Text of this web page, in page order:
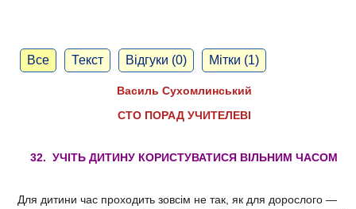
Все Текст Відгуки (0) Мітки (1)
Василь Сухомлинський
СТО ПОРАД УЧИТЕЛЕВІ
32. УЧІТЬ ДИТИНУ КОРИСТУВАТИСЯ ВІЛЬНИМ ЧАСОМ
Для дитини час проходить зовсім не так, як для дорослого —